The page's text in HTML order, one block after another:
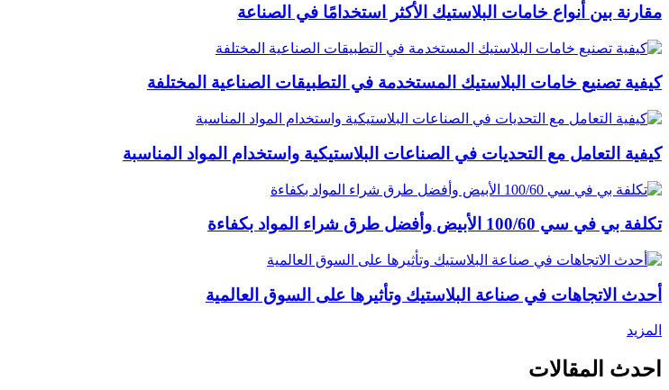
مقارنة بين أنواع خامات البلاستيك الأكثر استخدامًا في الصناعة
كيفية تصنيع خامات البلاستيك المستخدمة في التطبيقات الصناعية المختلفة
كيفية التعامل مع التحديات في الصناعات البلاستيكية واستخدام المواد المناسبة
تكلفة بي في سي 100/60 الأبيض وأفضل طرق شراء المواد بكفاءة
أحدث الاتجاهات في صناعة البلاستيك وتأثيرها على السوق العالمية
المزيد
احدث المقالات